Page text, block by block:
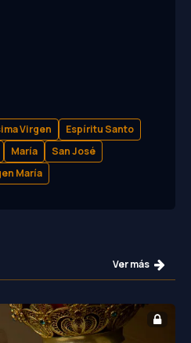
Virgen
Espíritu Santo
María
San José
María
Ver más